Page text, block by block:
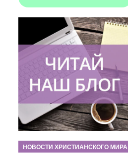
НОВОСТИ ХРИСТИАНСКОГО МИРА